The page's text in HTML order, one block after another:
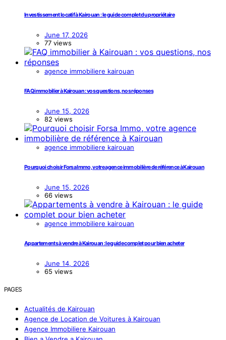
Investissement locatif à Kairouan : le guide complet du propriétaire
June 17, 2026
77 views
agence immobiliere kairouan
FAQ immobilier à Kairouan : vos questions, nos réponses
June 15, 2026
82 views
agence immobiliere kairouan
Pourquoi choisir Forsa Immo, votre agence immobilière de référence à Kairouan
June 15, 2026
66 views
agence immobiliere kairouan
Appartements à vendre à Kairouan : le guide complet pour bien acheter
June 14, 2026
65 views
PAGES
Actualités de Kairouan
Agence de Location de Voitures à Kairouan
Agence Immobiliere Kairouan